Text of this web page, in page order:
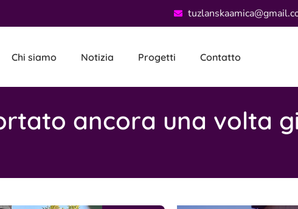
Chi siamo Notizia Progetti Contatto
ancora una volta